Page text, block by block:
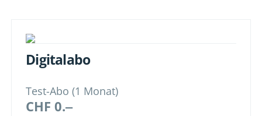
Digitalabo
Test-Abo (1 Monat)
CHF 0.‒